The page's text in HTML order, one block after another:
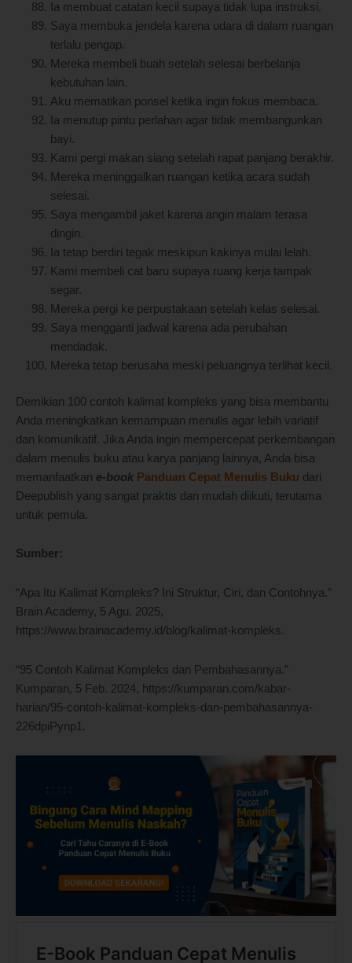
Ia membuat catatan kecil supaya tidak lupa instruksi.
Saya membuka jendela karena udara di dalam ruangan
terlalu pengap.
Mereka membeli buah setelah selesai berbelanja
kebutuhan lain.
Aku mematikan ponsel ketika ingin fokus membaca.
Ia menutup pintu perlahan agar tidak membangunkan
bayi.
Kami pergi makan siang setelah rapat panjang berakhir.
Mereka meninggalkan ruangan ketika acara sudah
selesai.
Saya mengambil jaket karena angin malam terasa
dingin.
Ia tetap berdiri tegak meskipun kakinya mulai lelah.
Kami membeli cat baru supaya ruang kerja tampak
segar.
Mereka pergi ke perpustakaan setelah kelas selesai.
Saya mengganti jadwal karena ada perubahan
mendadak.
Mereka tetap berusaha meski peluangnya terlihat kecil.
Demikian 100 contoh kalimat kompleks yang bisa membantu
Anda meningkatkan kemampuan menulis agar lebih variatif
dan komunikatif. Jika Anda ingin mempercepat perkembangan
dalam menulis buku atau karya panjang lainnya, Anda bisa
memanfaatkan e-book Panduan Cepat Menulis Buku dari
Deepublish yang sangat praktis dan mudah diikuti, terutama
untuk pemula.
Sumber:
“Apa Itu Kalimat Kompleks? Ini Struktur, Ciri, dan Contohnya.”
Brain Academy, 5 Agu. 2025,
https://www.brainacademy.id/blog/kalimat-kompleks.
“95 Contoh Kalimat Kompleks dan Pembahasannya.”
Kumparan, 5 Feb. 2024, https://kumparan.com/kabar-
harian/95-contoh-kalimat-kompleks-dan-pembahasannya-
226dpiPynp1.